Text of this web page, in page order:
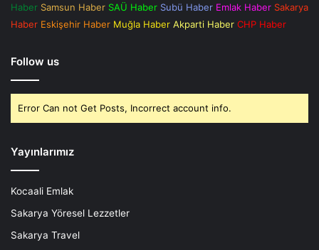
Haber Samsun Haber SAÜ Haber Subü Haber Emlak Haber Sakarya
Haber Eskişehir Haber Muğla Haber Akparti Haber CHP Haber
Follow us
Error Can not Get Posts, Incorrect account info.
Yayınlarımız
Kocaali Emlak
Sakarya Yöresel Lezzetler
Sakarya Travel